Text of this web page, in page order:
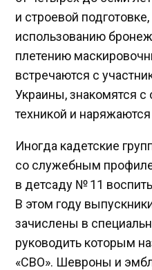
и строевой
использованию
плетению
встречаются с
Украины, знакомятся
техникой и
Иногда кадетские
со служебным
в детсаду № 11
В этом году
зачислены в
руководить которым
«СВО». Шевроны и